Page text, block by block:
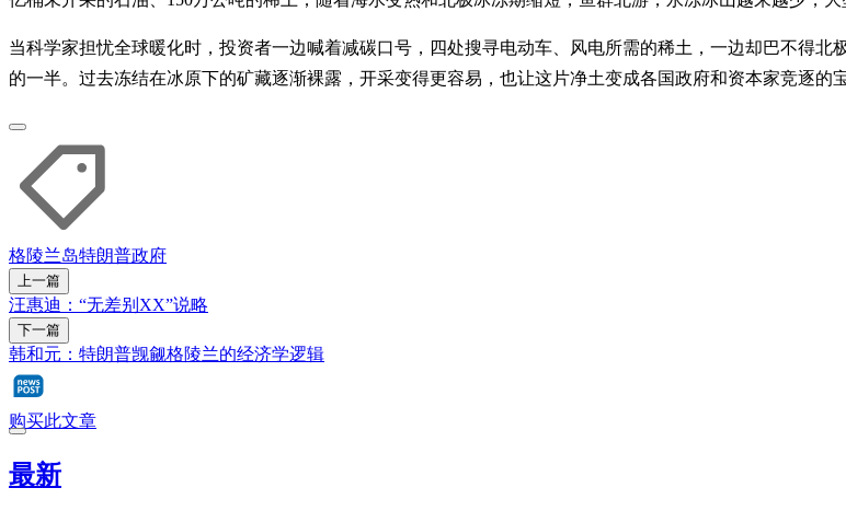
当科学家担忧全球暖化时，投资者一边喊着减碳口号，四处搜寻电动车、风电所需的稀土，一边却巴不得
的一半。过去冻结在冰原下的矿藏逐渐裸露，开采变得更容易，也让这片净土变成各国政府和资本家竞逐的
格陵兰岛特朗普政府
上一篇
汪惠迪：“无差别XX”说略
下一篇
韩和元：特朗普觊觎格陵兰的经济学逻辑
购买此文章
最新